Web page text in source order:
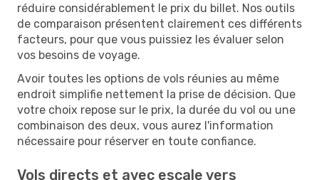
réduire considérablement le prix du billet. Nos outils
de comparaison présentent clairement ces différents
facteurs, pour que vous puissiez les évaluer selon
vos besoins de voyage.
Avoir toutes les options de vols réunies au même
endroit simplifie nettement la prise de décision. Que
votre choix repose sur le prix, la durée du vol ou une
combinaison des deux, vous aurez l'information
nécessaire pour réserver en toute confiance.
Vols directs et avec escale vers